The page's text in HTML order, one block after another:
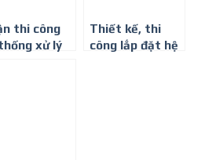
thi công
xử lý
Thiết kế, thi
công lắp đặt hệ